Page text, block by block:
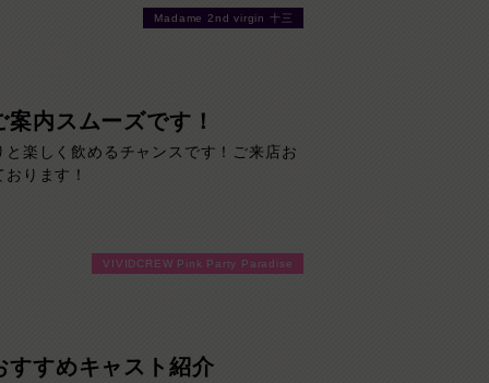
Madame 2nd virgin 十三
案内スムーズです！
と楽しく飲めるチャンスです！ご来店お
ります！
VIVIDCREW Pink Party Paradise
すすめキャスト紹介